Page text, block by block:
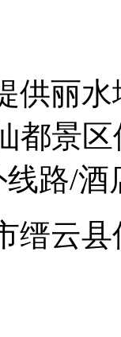
供丽
都景
路/酒
缙云